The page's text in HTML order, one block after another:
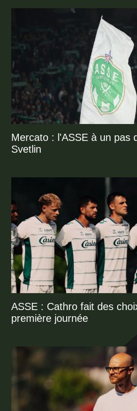
Mercato : l'ASSE à un pas
Svetlin
ASSE : Cathro fait des
première journée